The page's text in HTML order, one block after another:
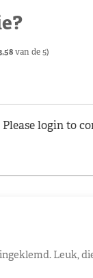
van de 5)
Please login to
Leuk,